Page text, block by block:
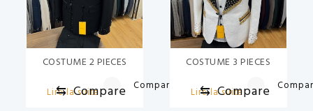
COSTUME 2 PIECES
Lire la suite
⇆ Compare Compare
COSTUME 3 PIECES
Lire la suite
⇆ Compare